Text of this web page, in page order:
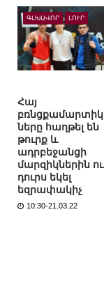
ԳԼԽԱՎՈՐ ԼՈՒՐ
Հայ
բռնցքամարտիկ
ները հաղթել են
թուրք և
ադրբեջանցի
մարզիկներին ու
դուրս եկել
եզրափակիչ
10:30-21.03.22